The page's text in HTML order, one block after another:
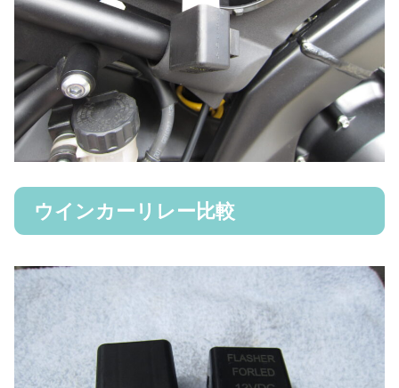
ウインカーリレー比較